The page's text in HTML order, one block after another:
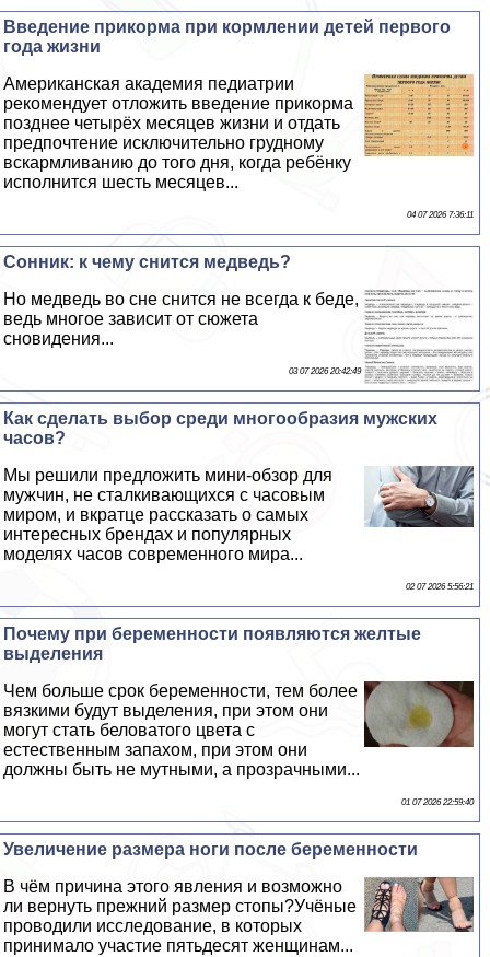
Введение прикорма при кормлении детей первого
года жизни
Американская академия педиатрии
рекомендует отложить введение прикорма
позднее четырёх месяцев жизни и отдать
предпочтение исключительно грудному
вскармливанию до того дня, когда ребёнку
исполнится шесть месяцев...
04 07 2026 7:36:11
Сонник: к чему снится медведь?
Но медведь во сне снится не всегда к беде,
ведь многое зависит от сюжета
сновидения...
03 07 2026 20:42:49
Как сделать выбор среди многообразия мужских
часов?
Мы решили предложить мини-обзор для
мужчин, не сталкивающихся с часовым
миром, и вкратце рассказать о самых
интересных брендах и популярных
моделях часов современного мира...
02 07 2026 5:56:21
Почему при беременности появляются желтые
выделения
Чем больше срок беременности, тем более
вязкими будут выделения, при этом они
могут стать беловатого цвета с
естественным запахом, при этом они
должны быть не мутными, а прозрачными...
01 07 2026 22:59:40
Увеличение размера ноги после беременности
В чём причина этого явления и возможно
ли вернуть прежний размер стопы?Учёные
проводили исследование, в которых
принимало участие пятьдесят женщинам...